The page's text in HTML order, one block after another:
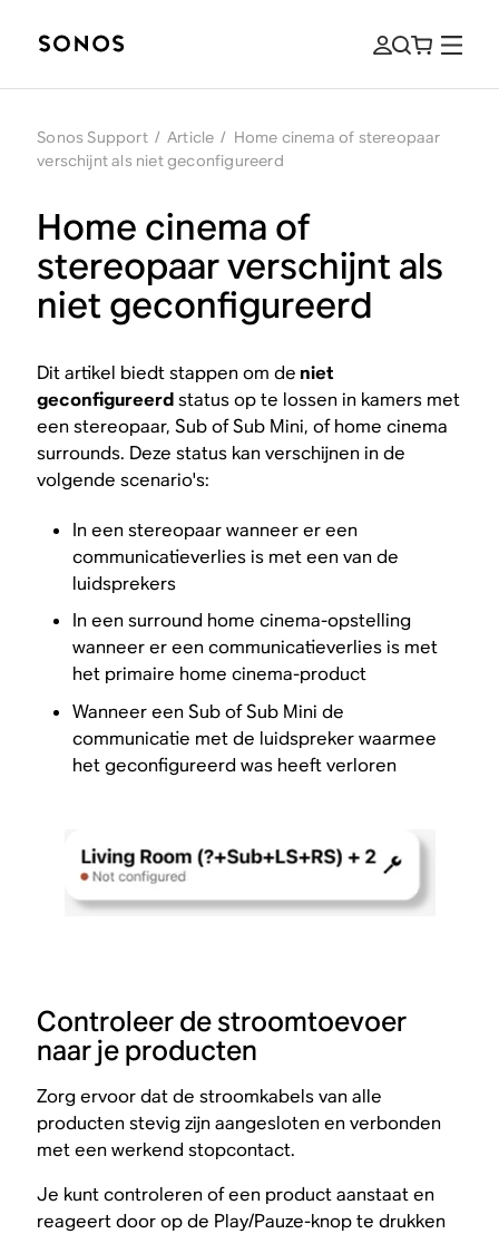
Sonos Support / Article / Home cinema of stereopaar
verschijnt als niet geconfigureerd
Home cinema of
stereopaar verschijnt als
niet geconfigureerd
Dit artikel biedt stappen om de niet
geconfigureerdstatus op te lossen in kamers met
een stereopaar, Sub of Sub Mini, of home cinema
surrounds. Deze status kan verschijnen in de
volgende scenario's:
In een stereopaar wanneer er een
communicatieverlies is met een van de
luidsprekers
In een surround home cinema-opstelling
wanneer er een communicatieverlies is met
het primaire home cinema-product
Wanneer een Sub of Sub Mini de
communicatie met de luidspreker waarmee
het geconfigureerd was heeft verloren
Controleer de stroomtoevoer
naar je producten
Zorg ervoor dat de stroomkabels van alle
producten stevig zijn aangesloten en verbonden
met een werkend stopcontact.
Je kunt controleren of een product aanstaat en
reageert door op de Play/Pauze-knop te drukken